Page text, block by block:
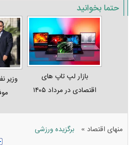
حتما بخوانید
بازار لپ‌ تاپ‌ های
اقتصادی در مرداد ۱۴۰۵
وزیر
منهای اقتصاد » برگزیده ورزشی